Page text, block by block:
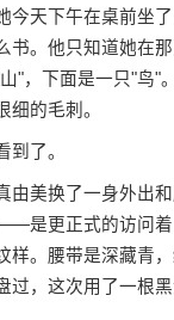
天下午在桌前坐了
书。他只知道她在
"，下面是一只"鸟"
细的毛刺。
了。
美换了一身外出和
是更正式的访问着
样。腰带是深藏青
过，这次用了一根